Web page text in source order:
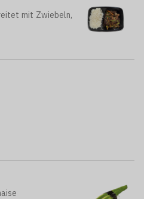
mit Zwiebeln,